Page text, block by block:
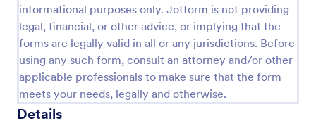
informational purposes only. Jotform is not providing
legal, financial, or other advice, or implying that the
forms are legally valid in all or any jurisdictions. Before
using any such form, consult an attorney and/or other
applicable professionals to make sure that the form
meets your needs, legally and otherwise.
Details